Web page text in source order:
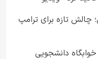
چالش تازه برای ترامپ
دانشجویی